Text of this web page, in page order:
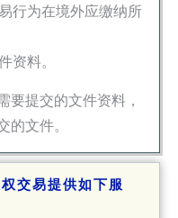
行为在境外应缴纳所
资料。
要提交的文件资料，
的文件。
交易提供如下服